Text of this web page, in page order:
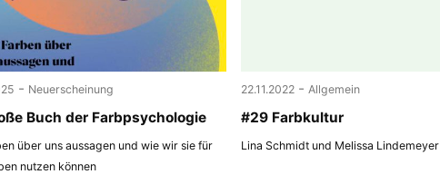
- Neuerscheinung
Buch der Farbpsychologie
über uns aussagen und wie wir sie für
nutzen können
22.11.2022 - Allgemein
#29 Farbkultur
Lina Schmidt und Melissa Lindemeyer